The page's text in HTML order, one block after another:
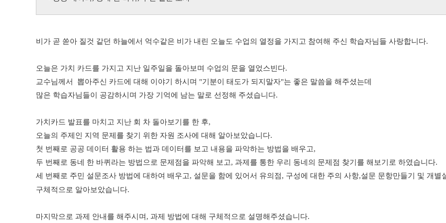
비가 곧 쏟아 질것 같던 하늘에서 억수같은 비가 내린 오늘도 수업의 열정을 가지고 참여해 주신 학습자님들 사랑합니다.
오늘은 가치 카드를 가지고 지난 일주일을 돌아보며 수업의 문을 열었스빈다.
교수님께서 뽑아주신 카드에 대해 이야기 하시며 "기분이 태도가 되지말자"는 좋은 말씀을 해주셨는데
많은 학습자님들이 공감하시며 가장 기억에 남는 말로 선정해 주셨습니다.
가치카드 발표를 마치고 지난 회 차 돌아보기를 한 후,
오늘의 주제인 지역 문제를 찾기 위한 자원 조사에 대해 알아보았습니다.
첫 번째로 공공 데이터 활용 하는 법과 데이터를 보고 내용을 파악하는 방법을 배우고,
두 번째로 동네 한 바퀴라는 방법으로 문제점을 파악해 보고, 과제를 통한 우리 동네의 문제점 찾기를 해보기로 하였습니다.
세 번째로 주민 설문조사 방법에 대하여 배우고, 설문을 함에 있어서 유의점, 구성에 대한 주의 사항,설문 문항만들기 및 개별
구체적으로 알아보았습니다.
마지막으로 과제 안내를 해주시며, 과제 방법에 대해 구체적으로 설명해주셨습니다.